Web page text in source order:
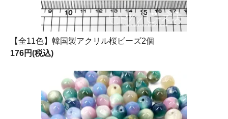
【全11色】韓国製アクリル桜ビーズ2個
176円(税込)